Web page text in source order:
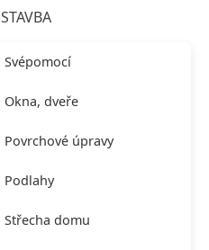
STAVBA
Svépomocí
Okna, dveře
Povrchové úpravy
Podlahy
Střecha domu